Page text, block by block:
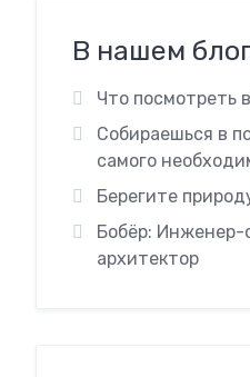
В нашем
Что посмотреть
Собираешься в
самого
Берегите
Бобёр: Инженер-
архитектор